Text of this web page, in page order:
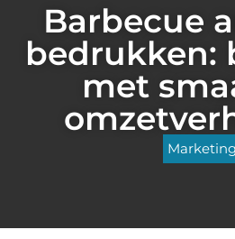
Barbecue
bedrukken:
met
Marketing